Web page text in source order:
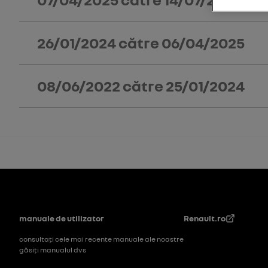
26/01/2024către06/04/2025
08/06/2022către25/01/2024
Subsol
manuale de utilizator
consultați cele mai recente manuale ale noastre
găsiți manualul dvs
Renault.ro